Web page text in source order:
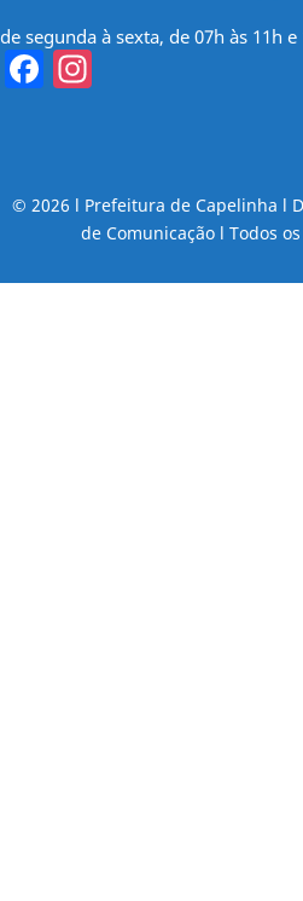
de segunda à sexta, de 07h às 11h e
Facebook
© 2026 l Prefeitura de Capelinha l
de Comunicação l Todos